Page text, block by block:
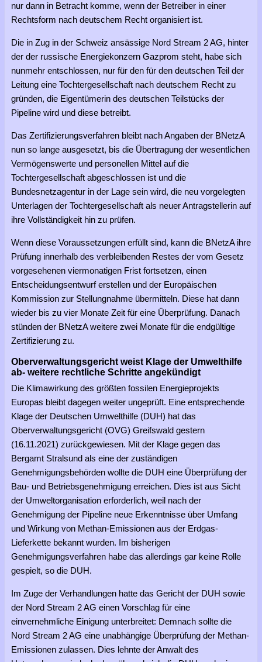
nur dann in Betracht komme, wenn der Betreiber in einer
Rechtsform nach deutschem Recht organisiert ist.
Die in Zug in der Schweiz ansässige Nord Stream 2 AG, hinter
der der russische Energiekonzern Gazprom steht, habe sich
nunmehr entschlossen, nur für den für den deutschen Teil der
Leitung eine Tochtergesellschaft nach deutschem Recht zu
gründen, die Eigentümerin des deutschen Teilstücks der
Pipeline wird und diese betreibt.
Das Zertifizierungsverfahren bleibt nach Angaben der BNetzA
nun so lange ausgesetzt, bis die Übertragung der wesentlichen
Vermögenswerte und personellen Mittel auf die
Tochtergesellschaft abgeschlossen ist und die
Bundesnetzagentur in der Lage sein wird, die neu vorgelegten
Unterlagen der Tochtergesellschaft als neuer Antragstellerin auf
ihre Vollständigkeit hin zu prüfen.
Wenn diese Voraussetzungen erfüllt sind, kann die BNetzA ihre
Prüfung innerhalb des verbleibenden Restes der vom Gesetz
vorgesehenen viermonatigen Frist fortsetzen, einen
Entscheidungsentwurf erstellen und der Europäischen
Kommission zur Stellungnahme übermitteln. Diese hat dann
wieder bis zu vier Monate Zeit für eine Überprüfung. Danach
stünden der BNetzA weitere zwei Monate für die endgültige
Zertifizierung zu.
Oberverwaltungsgericht weist Klage der Umwelthilfe
ab- weitere rechtliche Schritte angekündigt
Die Klimawirkung des größten fossilen Energieprojekts
Europas bleibt dagegen weiter ungeprüft. Eine entsprechende
Klage der Deutschen Umwelthilfe (DUH) hat das
Oberverwaltungsgericht (OVG) Greifswald gestern
(16.11.2021) zurückgewiesen. Mit der Klage gegen das
Bergamt Stralsund als eine der zuständigen
Genehmigungsbehörden wollte die DUH eine Überprüfung der
Bau- und Betriebsgenehmigung erreichen. Dies ist aus Sicht
der Umweltorganisation erforderlich, weil nach der
Genehmigung der Pipeline neue Erkenntnisse über Umfang
und Wirkung von Methan-Emissionen aus der Erdgas-
Lieferkette bekannt wurden. Im bisherigen
Genehmigungsverfahren habe das allerdings gar keine Rolle
gespielt, so die DUH.
Im Zuge der Verhandlungen hatte das Gericht der DUH sowie
der Nord Stream 2 AG einen Vorschlag für eine
einvernehmliche Einigung unterbreitet: Demnach sollte die
Nord Stream 2 AG eine unabhängige Überprüfung der Methan-
Emissionen zulassen. Dies lehnte der Anwalt des